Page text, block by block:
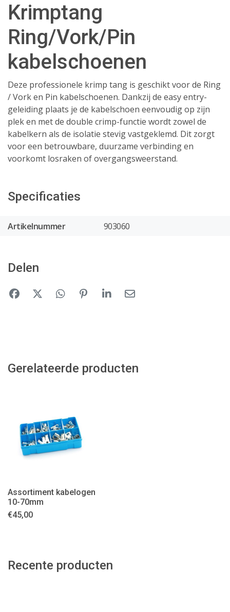
Krimptang
Ring/Vork/Pin
kabelschoenen
Deze professionele krimp tang is geschikt voor de Ring
/ Vork en Pin kabelschoenen. Dankzij de easy entry-
geleiding plaats je de kabelschoen eenvoudig op zijn
plek en met de double crimp-functie wordt zowel de
kabelkern als de isolatie stevig vastgeklemd. Dit zorgt
voor een betrouwbare, duurzame verbinding en
voorkomt losraken of overgangsweerstand.
Specificaties
Artikelnummer 903060
Delen
Gerelateerde producten
Assortiment kabelogen
10-70mm
€45,00
Recente producten